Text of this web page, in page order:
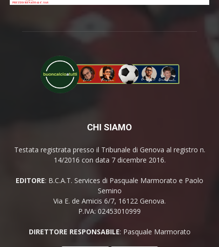
CHI SIAMO
Testata registrata presso il Tribunale di Genova al registro n.
14/2016 con data 7 dicembre 2016.
EDITORE: B.C.A.T. Services di Pasquale Marmorato e Paolo
Semino
Via E. de Amicis 6/7, 16122 Genova.
P.IVA: 02453010999
DIRETTORE RESPONSABILE: Pasquale Marmorato